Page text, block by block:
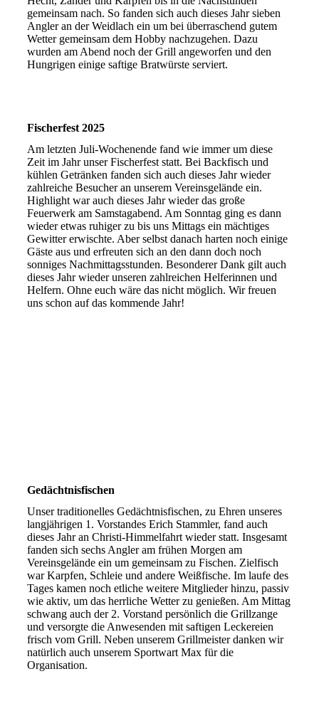
gemeinsam nach. So fanden sich auch dieses Jahr sieben
Angler an der Weidlach ein um bei überraschend gutem
Wetter gemeinsam dem Hobby nachzugehen. Dazu
wurden am Abend noch der Grill angeworfen und den
Hungrigen einige saftige Bratwürste serviert.
Fischerfest 2025
Am letzten Juli-Wochenende fand wie immer um diese
Zeit im Jahr unser Fischerfest statt. Bei Backfisch und
kühlen Getränken fanden sich auch dieses Jahr wieder
zahlreiche Besucher an unserem Vereinsgelände ein.
Highlight war auch dieses Jahr wieder das große
Feuerwerk am Samstagabend. Am Sonntag ging es dann
wieder etwas ruhiger zu bis uns Mittags ein mächtiges
Gewitter erwischte. Aber selbst danach harten noch einige
Gäste aus und erfreuten sich an den dann doch noch
sonniges Nachmittagsstunden. Besonderer Dank gilt auch
dieses Jahr wieder unseren zahlreichen Helferinnen und
Helfern. Ohne euch wäre das nicht möglich. Wir freuen
uns schon auf das kommende Jahr!
Gedächtnisfischen
Unser traditionelles Gedächtnisfischen, zu Ehren unseres
langjährigen 1. Vorstandes Erich Stammler, fand auch
dieses Jahr an Christi-Himmelfahrt wieder statt. Insgesamt
fanden sich sechs Angler am frühen Morgen am
Vereinsgelände ein um gemeinsam zu Fischen. Zielfisch
war Karpfen, Schleie und andere Weißfische. Im laufe des
Tages kamen noch etliche weitere Mitglieder hinzu, passiv
wie aktiv, um das herrliche Wetter zu genießen. Am Mittag
schwang auch der 2. Vorstand persönlich die Grillzange
und versorgte die Anwesenden mit saftigen Leckereien
frisch vom Grill. Neben unserem Grillmeister danken wir
natürlich auch unserem Sportwart Max für die
Organisation.